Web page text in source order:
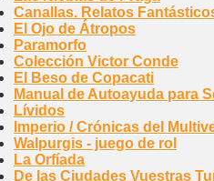
Canallas. Relatos
El Ojo de Átropos
Paramorfo
Colección Victor Conde
El Beso de Copacati
Manual de Autoayuda para
Lívidos
Imperio / Crónicas del
Walpurgis - juego de rol
La Orfíada
De las Ciudades Vuestras